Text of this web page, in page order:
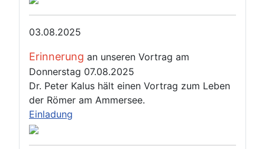
03.08.2025
Erinnerung an unseren Vortrag am
Donnerstag 07.08.2025
Dr. Peter Kalus hält einen Vortrag zum Leben
der Römer am Ammersee.
Einladung